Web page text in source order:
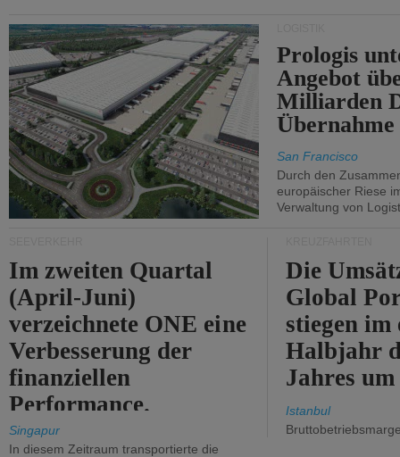
von Hormuz.
Prologis
Angebot
Milliarden
Übernahme
San Francisco
Durch den
europäischer Riese
Verwaltung von
Im zweiten Quartal
(April-Juni)
verzeichnete ONE eine
Verbesserung der
finanziellen
Performance.
Singapur
In diesem Zeitraum transportierte die
Die
Global
stiegen im
Halbjahr
Jahres
Istanbul